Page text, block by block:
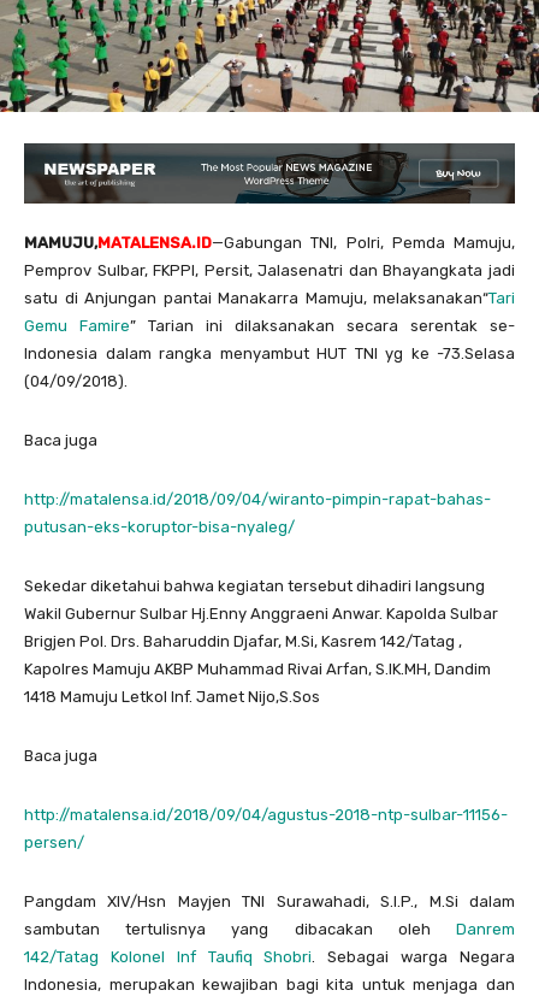
MAMUJU,MATALENSA.ID—Gabungan TNI, Polri, Pemda Mamuju,
Pemprov Sulbar, FKPPI, Persit, Jalasenatri dan Bhayangkata jadi
satu di Anjungan pantai Manakarra Mamuju, melaksanakan“Tari
Gemu Famire” Tarian ini dilaksanakan secara serentak se-
Indonesia dalam rangka menyambut HUT TNI yg ke -73.Selasa
(04/09/2018).
Baca juga
http://matalensa.id/2018/09/04/wiranto-pimpin-rapat-bahas-
putusan-eks-koruptor-bisa-nyaleg/
Sekedar diketahui bahwa kegiatan tersebut dihadiri langsung
Wakil Gubernur Sulbar Hj.Enny Anggraeni Anwar. Kapolda Sulbar
Brigjen Pol. Drs. Baharuddin Djafar, M.Si, Kasrem 142/Tatag ,
Kapolres Mamuju AKBP Muhammad Rivai Arfan, S.IK.MH, Dandim
1418 Mamuju Letkol Inf. Jamet Nijo,S.Sos
Baca juga
http://matalensa.id/2018/09/04/agustus-2018-ntp-sulbar-11156-
persen/
Pangdam XIV/Hsn Mayjen TNI Surawahadi, S.I.P., M.Si dalam
sambutan tertulisnya yang dibacakan oleh Danrem
142/Tatag Kolonel Inf Taufiq Shobri. Sebagai warga Negara
Indonesia, merupakan kewajiban bagi kita untuk menjaga dan